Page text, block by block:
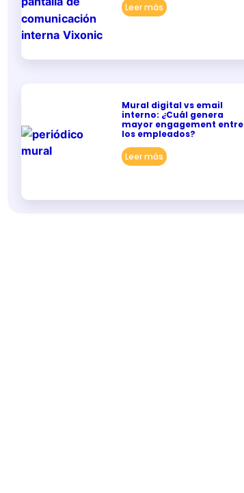
Leer más
Mural digital vs email
interno: ¿Cuál genera
mayor engagement entre
los empleados?
Leer más